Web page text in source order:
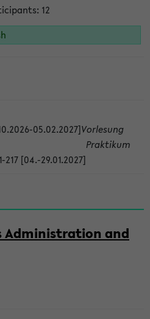
12
05.02.2027]Vorlesung
217 [04.-29.01.2027]
Praktikum
Administration and